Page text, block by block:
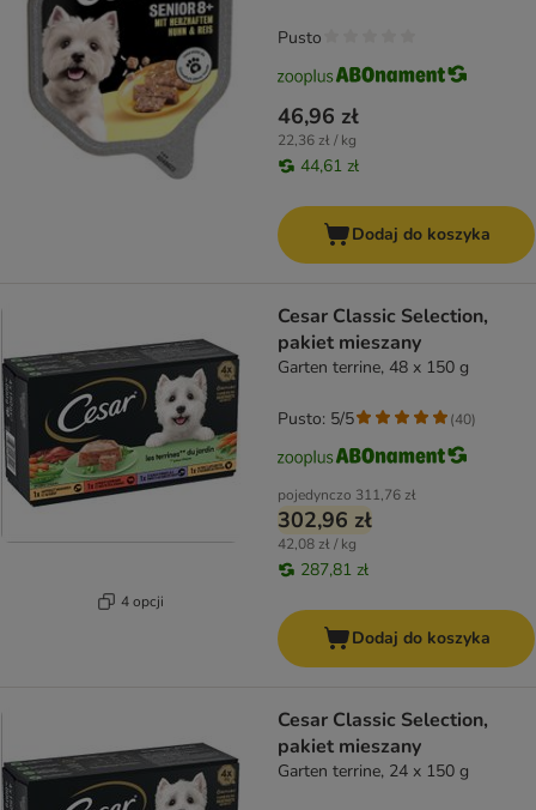
46,96 zł
22,36 zł / kg
44,61 zł
Pusto
Dodaj do koszyka
4 opcji
Cesar Classic Selection,
pakiet mieszany
Garten terrine, 48 x 150 g
pojedynczo 311,76 zł
302,96 zł
42,08 zł / kg
287,81 zł
Pusto: 5/5 (40)
Dodaj do koszyka
Cesar Classic Selection,
pakiet mieszany
Garten terrine, 24 x 150 g